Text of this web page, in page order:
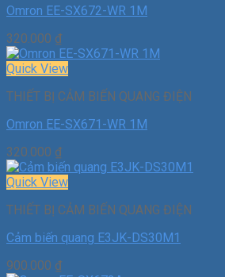
Omron EE-SX672-WR 1M
320.000 ₫
Quick View
THIẾT BỊ CẢM BIẾN QUANG ĐIỆN
Omron EE-SX671-WR 1M
320.000 ₫
Quick View
THIẾT BỊ CẢM BIẾN QUANG ĐIỆN
Cảm biến quang E3JK-DS30M1
900.000 ₫